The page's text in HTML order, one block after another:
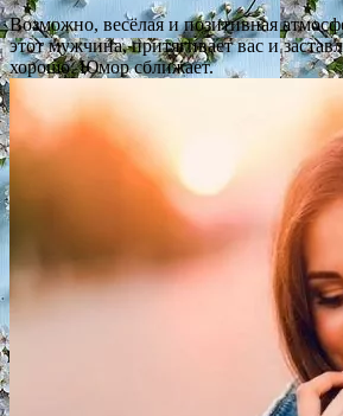
Возможно, весёлая и позитивная
этот мужчина, притягивает вас и
хорошо. Юмор сближает.